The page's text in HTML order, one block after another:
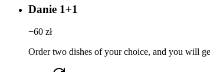
Danie 1+1
−60 zł
Order two dishes of your choice, and you will